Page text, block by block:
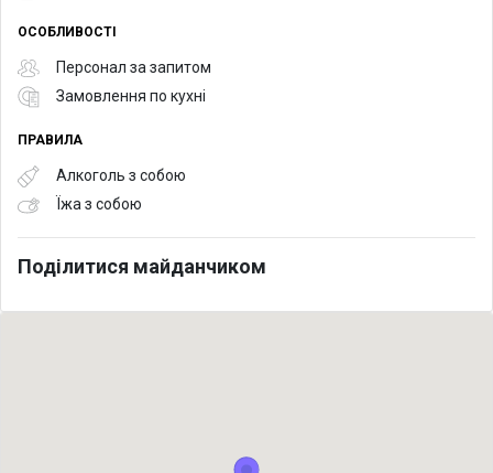
ОСОБЛИВОСТІ
Персонал за запитом
Замовлення по кухні
ПРАВИЛА
Алкоголь з собою
Їжа з собою
Поділитися майданчиком